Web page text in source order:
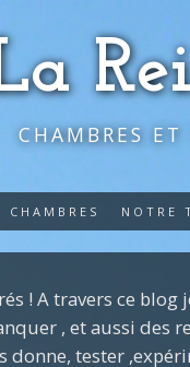
CHAMBRES
CHAMBRES NOTRE
! A travers ce
, et aussi des
donne, tester